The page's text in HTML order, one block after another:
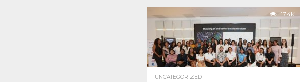
17.4K
UNCATEGORIZED